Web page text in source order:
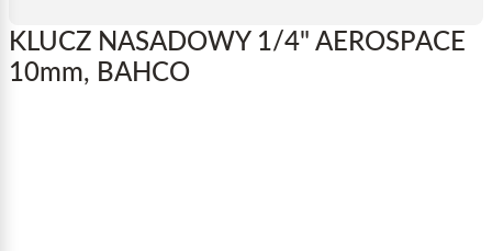
KLUCZ NASADOWY 1/4" AEROSPACE
10mm, BAHCO